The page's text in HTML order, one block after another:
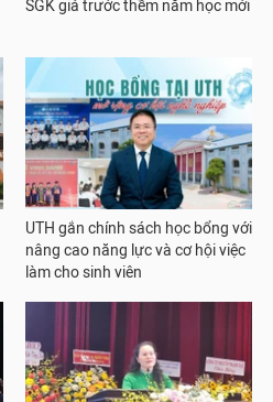
SGK giả trước thềm năm học mới
UTH gắn chính sách học bổng với
nâng cao năng lực và cơ hội việc
làm cho sinh viên